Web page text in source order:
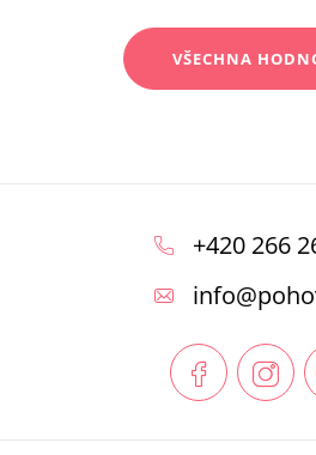
VŠECHNA
+420 266
info@